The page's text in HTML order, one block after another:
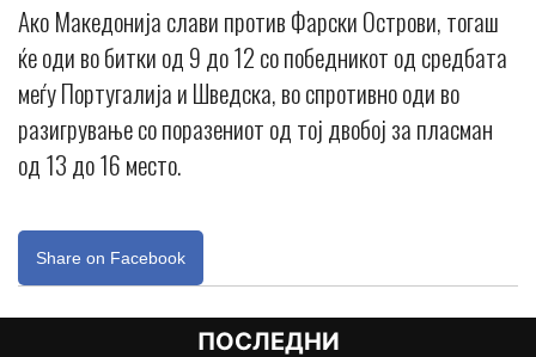
Ако Македонија слави против Фарски Острови, тогаш
ќе оди во битки од 9 до 12 со победникот од средбата
меѓу Португалија и Шведска, во спротивно оди во
разигрување со поразениот од тој двобој за пласман
од 13 до 16 место.
Share on Facebook
ПОСЛЕДНИ